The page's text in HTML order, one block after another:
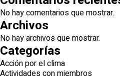
No hay comentarios que mostrar.
Archivos
No hay archivos que mostrar.
Categorías
Acción por el clima
Actividades con miembros